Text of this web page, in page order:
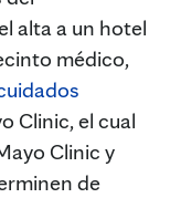
alta a un hotel
médico,
Clinic, el cual
Clinic y
de